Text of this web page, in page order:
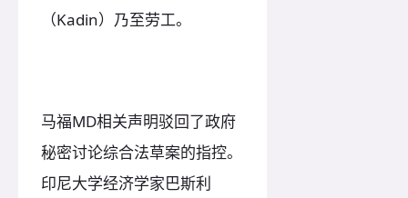
（Kadin）乃至劳工。
马福MD相关声明驳回了政府
秘密讨论综合法草案的指控。
印尼大学经济学家巴斯利